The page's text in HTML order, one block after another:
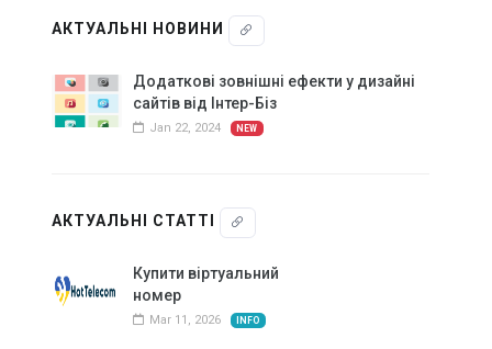
АКТУАЛЬНІ НОВИНИ
Додаткові зовнішні ефекти у дизайні
сайтів від Інтер-Біз
Jan 22, 2024 NEW
АКТУАЛЬНІ СТАТТІ
Купити віртуальний
номер
Mar 11, 2026 INFO